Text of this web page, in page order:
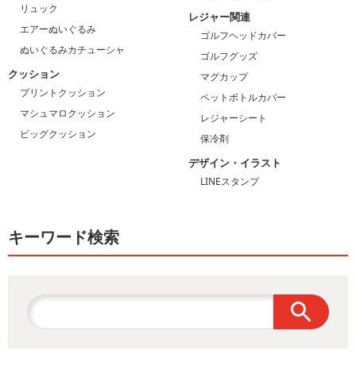
リュック
エアーぬいぐるみ
ぬいぐるみカチューシャ
クッション
プリントクッション
マシュマロクッション
ビッグクッション
レジャー関連
ゴルフヘッドカバー
ゴルフグッズ
マグカップ
ペットボトルカバー
レジャーシート
保冷剤
デザイン・イラスト
LINEスタンプ
キーワード検索